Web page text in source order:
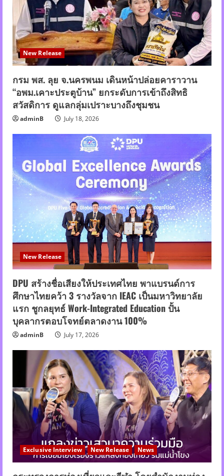
New Release
กรม พส. ลุย จ.นครพนม เดินหน้าปล่อยคาราวาน
“อพม.เคาะประตูบ้าน” ยกระดับการเข้าถึงสิทธิ
สวัสดิการ ดูแลกลุ่มเปราะบางถึงชุมชน
adminB July 18, 2026
New Release
DPU สร้างชื่อเสียงให้ประเทศไทย พาแบรนด์การ
ศึกษาไทยคว้า 3 รางวัลจาก IEAC เป็นมหาวิทยาลัย
แรก ชูกลยุทธ์ Work-Integrated Education ปั้น
บุคลากรตอบโจทย์ตลาดงาน 100%
adminB July 17, 2026
Exclusive Interview New Release News